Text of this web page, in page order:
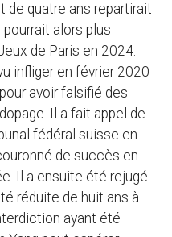
de quatre ans repartirait
alors plus
de Paris en 2024.
infliger en février 2020
avoir falsifié des
Il a fait appel de
fédéral suisse en
de succès en
Il a ensuite été rejugé
réduite de huit ans à
ayant été